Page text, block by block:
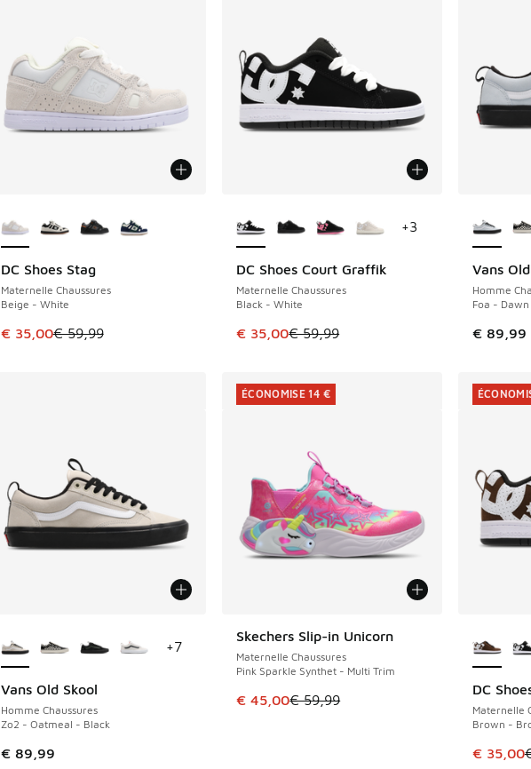
DC Shoes Stag
Maternelle Chaussures
Beige - White
Cet article est en promotion. Prix en baisse de € 59,99 à € 35,00
€ 35,00€ 59,99
ÉCONOMISE 24 € DC Shoes Court Graffik
Maternelle Chaussures
Black - White
Cet article est en promotion. Prix en baisse
€ 35,00€ 59,99
ÉCONOMISE 24 €
+3
Vans
Homme
Foa -
€ 89,99
Vans Old Skool
Homme Chaussures
Zo2 - Oatmeal - Black
€ 89,99
+7
Skechers Slip-in Unicorn
Maternelle Chaussures
Pink Sparkle Synthet - Multi Trim
Cet article est en promotion. Prix en baisse
€ 45,00€ 59,99
ÉCONOMISE 14 €
ÉCONOMISE 14 €
DC
Maternelle
Brown -
Cet
€ 35,00